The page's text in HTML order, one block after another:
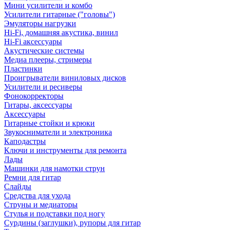
Мини усилители и комбо
Усилители гитарные ("головы")
Эмуляторы нагрузки
Hi-Fi, домашняя акустика, винил
Hi-Fi аксессуары
Акустические системы
Медиа плееры, стримеры
Пластинки
Проигрыватели виниловых дисков
Усилители и ресиверы
Фонокорректоры
Гитары, аксессуары
Аксессуары
Гитарные стойки и крюки
Звукосниматели и электроника
Каподастры
Ключи и инструменты для ремонта
Лады
Машинки для намотки струн
Ремни для гитар
Слайды
Средства для ухода
Струны и медиаторы
Стулья и подставки под ногу
Сурдины (заглушки), рупоры для гитар